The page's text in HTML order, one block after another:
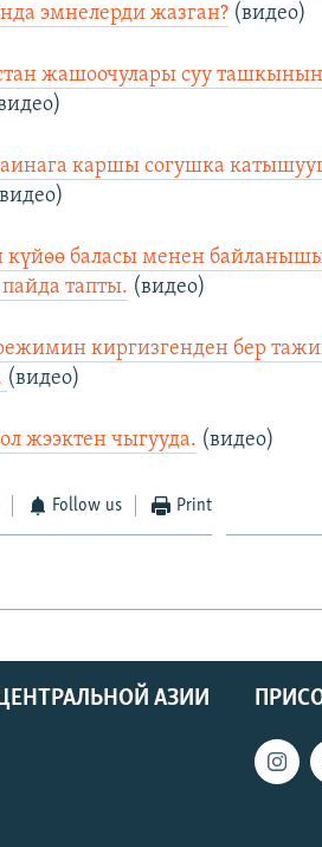
эмнелерди жазган? (видео)
жашоочулары суу
каршы согушка
баласы менен
тапты. (видео)
киргизгенден бер
(видео)
жээктен чыгууда. (видео)
Follow us Print
АЗИИ